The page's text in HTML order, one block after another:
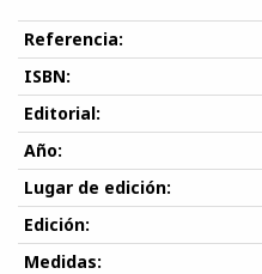
Referencia:
ISBN:
Editorial:
Año:
Lugar de edición:
Edición:
Medidas: